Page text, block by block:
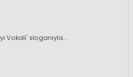
Vokali' sloganıyla…